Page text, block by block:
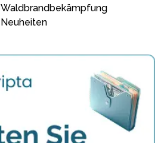
Waldbrandbekämpfung
Neuheiten